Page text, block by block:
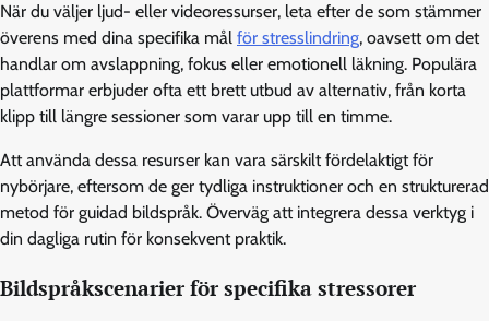
När du väljer ljud- eller videoressurser, leta efter de som stämmer
överens med dina specifika mål för stresslindring, oavsett om det
handlar om avslappning, fokus eller emotionell läkning. Populära
plattformar erbjuder ofta ett brett utbud av alternativ, från korta
klipp till längre sessioner som varar upp till en timme.
Att använda dessa resurser kan vara särskilt fördelaktigt för
nybörjare, eftersom de ger tydliga instruktioner och en strukturerad
metod för guidad bildspråk. Överväg att integrera dessa verktyg i
din dagliga rutin för konsekvent praktik.
Bildspråkscenarier för specifika stressorer